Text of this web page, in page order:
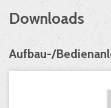
Downloads
Aufbau-/